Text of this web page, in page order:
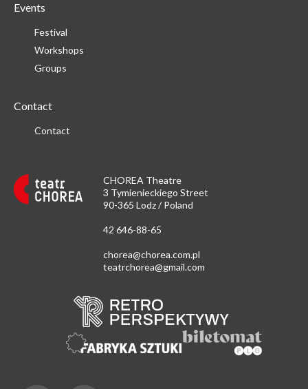
CHOREA Theatre
3 Tymienieckiego Street
90-365 Lodz / Poland
42 646-88-65
chorea@chorea.com.pl
teatrchorea@gmail.com
Events
Festival
Workshops
Groups
Contact
Contact